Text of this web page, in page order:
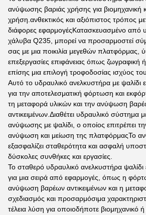
ανύψωσης βαριάς χρήσης για βιομηχανική
χρήση.ανθεκτικός και αξιόπιστος τρόπος
διάφορες εφαρμογέςΚατασκευασμένο από
χάλυβα Q235, μπορεί να προσαρμοστεί
σας με μια ποικιλία μεγεθών πλατφόρμας,
επεξεργασίες επιφάνειας όπως ζωγραφική
επίσης μια επιλογή τροφοδοσίας ισχύος
Αυτό το υδραυλικό ανελκυστήρα με ψαλίδι
για την αποτελεσματική φόρτωση και
τη μεταφορά υλικών και την ανύψωση
αντικειμένων.Διαθέτει υδραυλικό σύστημα
ανύψωσης με ψαλίδι, ο οποίος επιτρέπει
ανύψωση και μείωση της πλατφόρμαςΤο
εξασφαλίζει σταθερότητα και ασφαλή
δύσκολες συνθήκες και εργασίες.
Το σταθερό υδραυλικό ανελκυστήρα ψαλίδι
για μια σειρά από εφαρμογές, όπως η
ανύψωση βαρέων αντικειμένων και η
σχεδιασμός και προσαρμόσιμα
τέλεια λύση για οποιοδήποτε βιομηχανικό